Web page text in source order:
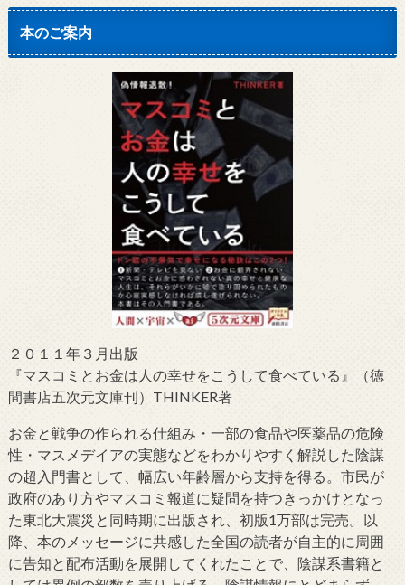
本のご案内
２０１１年３月出版
『マスコミとお金は人の幸せをこうして食べている』（徳
間書店五次元文庫刊）THINKER著
お金と戦争の作られる仕組み・一部の食品や医薬品の危険
性・マスメデイアの実態などをわかりやすく解説した陰謀
の超入門書として、幅広い年齢層から支持を得る。市民が
政府のあり方やマスコミ報道に疑問を持つきっかけとなっ
た東北大震災と同時期に出版され、初版1万部は完売。以
降、本のメッセージに共感した全国の読者が自主的に周囲
に告知と配布活動を展開してくれたことで、陰謀系書籍と